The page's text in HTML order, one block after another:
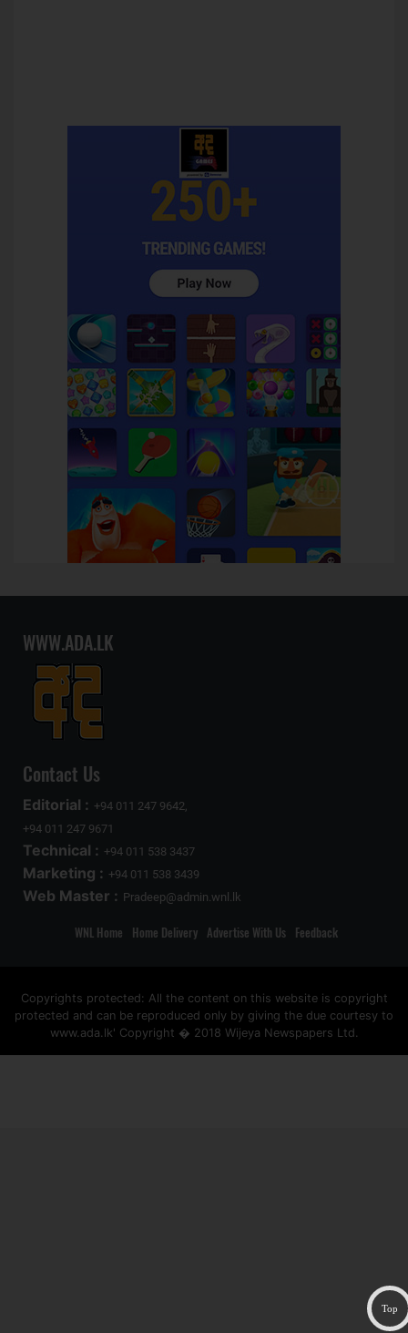
Top
WWW.ADA.LK
Contact Us
Editorial : +94 011 247 9642,
+94 011 247 9671
Technical : +94 011 538 3437
Marketing : +94 011 538 3439
Web Master : Pradeep@admin.wnl.lk
WNL Home Home Delivery Advertise With Us Feedback
Copyrights protected: All the content on this website is copyright
protected and can be reproduced only by giving the due courtesy to
www.ada.lk' Copyright � 2018 Wijeya Newspapers Ltd.